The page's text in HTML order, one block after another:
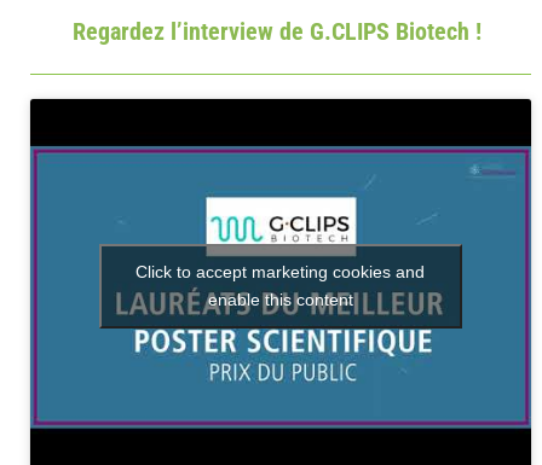
Regardez l’interview de G.CLIPS Biotech !
Click to accept marketing cookies and
enable this content